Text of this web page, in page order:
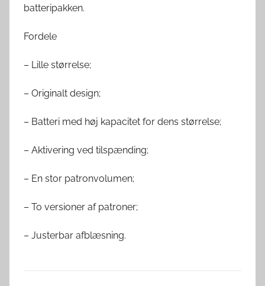
batteripakken.
Fordele
– Lille størrelse;
– Originalt design;
– Batteri med høj kapacitet for dens størrelse;
– Aktivering ved tilspænding;
– En stor patronvolumen;
– To versioner af patroner;
– Justerbar afblæsning.